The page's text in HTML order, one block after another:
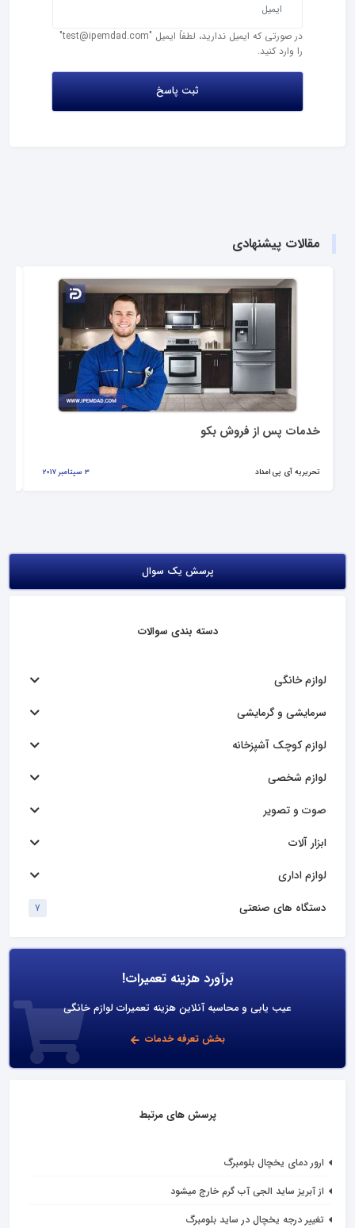
در صورتی که ایمیل ندارید، لطفاً ایمیل "test@ipemdad.com"
را وارد کنید.
مقالات پیشنهادی
خدمات پس از فروش بکو
تحریریه آی پی امداد 3 سپتامبر 2017
پرسش یک سوال
دسته بندی سوالات
لوازم خانگی
سرمایشی و گرمایشی
لوازم کوچک آشپزخانه
لوازم شخصی
صوت و تصویر
ابزار آلات
لوازم اداری
دستگاه های صنعتی
7
برآورد هزینه تعمیرات!
عیب یابی و محاسبه آنلاین هزینه تعمیرات لوازم خانگی
بخش تعرفه خدمات
پرسش های مرتبط
ارور دمای یخچال بلومبرگ
از آبریز ساید الجی آب گرم خارج میشود
تغییر درجه یخچال در ساید بلومبرگ